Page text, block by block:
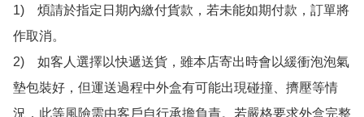
1)　煩請於指定日期內繳付貨款，若未能如期付款，訂單將
作取消。
2)　如客人選擇以快遞送貨，雖本店寄出時會以緩衝泡泡氣
墊包裝好，但運送過程中外盒有可能出現碰撞、擠壓等情
況，此等風險需由客戶自行承擔負責。若嚴格要求外盒完整